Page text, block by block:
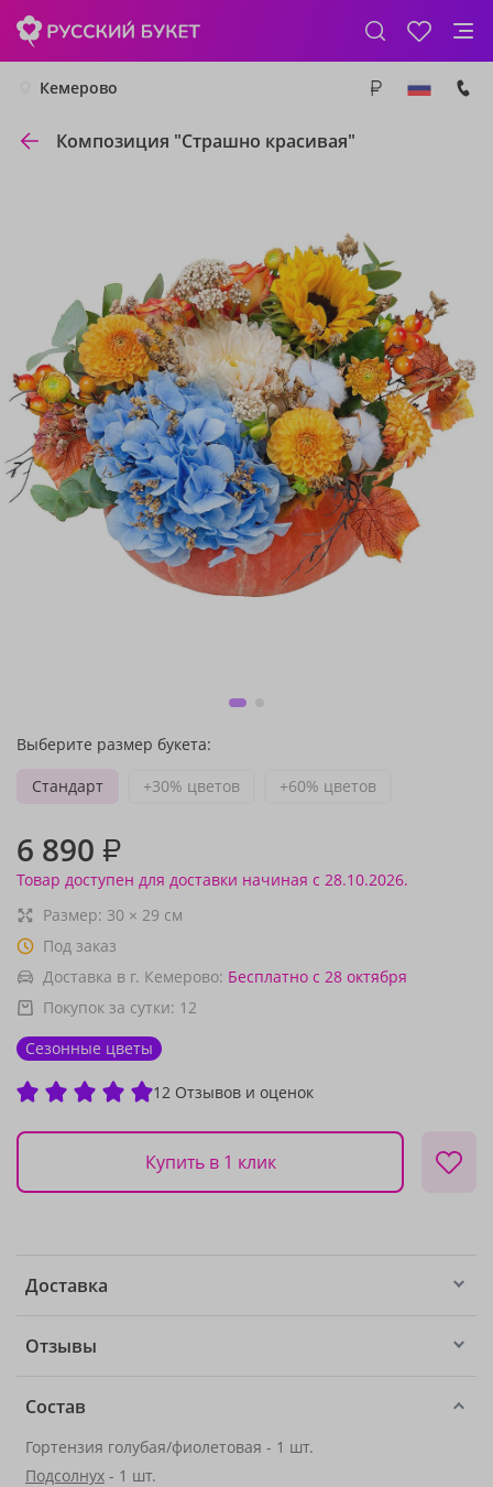
Кемерово
Композиция "Страшно красивая"
Выберите размер букета:
Стандарт
+30% цветов +60% цветов
6 890 ₽
Товар доступен для доставки начиная с 28.10.2026.
Размер: 30 × 29 см
Под заказ
Доставка в г. Кемерово: Бесплатно с 28 октября
Покупок за сутки: 12
Сезонные цветы
12 Отзывов и оценок
Купить в 1 клик
Доставка
Отзывы
Состав
Гортензия голубая/фиолетовая - 1 шт.
Подсолнух - 1 шт.